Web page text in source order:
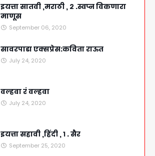
इयत्ता सातवी ,मराठी , २ .स्वप्न विकणारा
माणूस
September 06, 2020
सावरपाडा एक्सप्रेस:कविता राऊत
July 24, 2020
वल्हवा रं वल्हवा
July 24, 2020
इयत्ता सहावी ,हिंदी , १ . सैर
September 25, 2020